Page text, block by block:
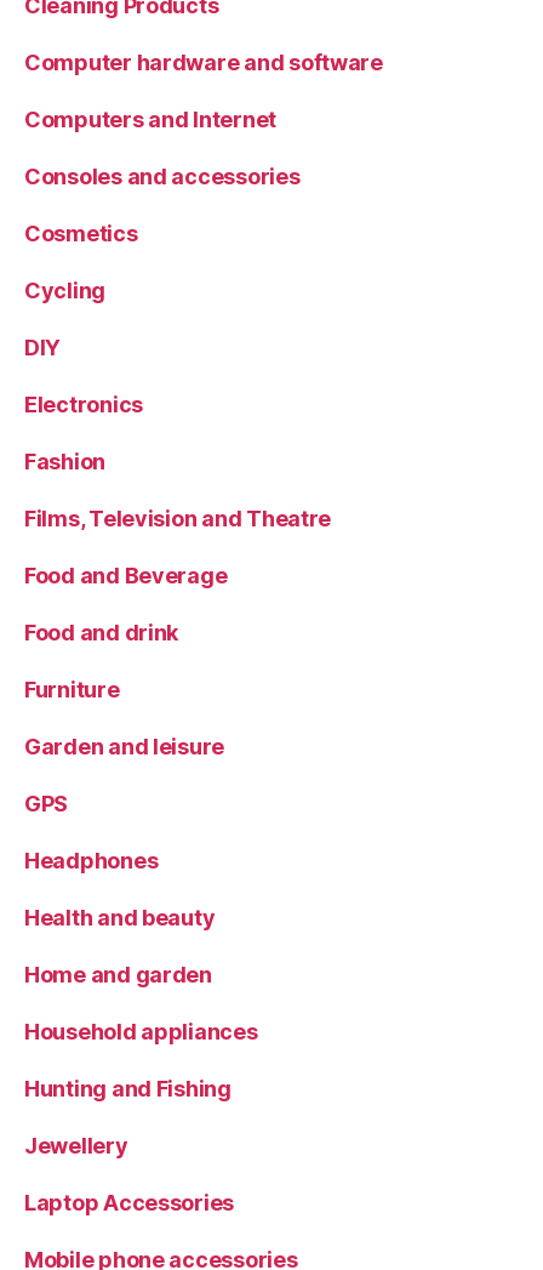
Computer hardware and software
Computers and Internet
Consoles and accessories
Cosmetics
Cycling
DIY
Electronics
Fashion
Films, Television and Theatre
Food and Beverage
Food and drink
Furniture
Garden and leisure
GPS
Headphones
Health and beauty
Home and garden
Household appliances
Hunting and Fishing
Jewellery
Laptop Accessories
Mobile phone accessories